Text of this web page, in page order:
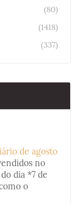
(80)
(1418)
(337)
de agosto
no
dia *7 de
o